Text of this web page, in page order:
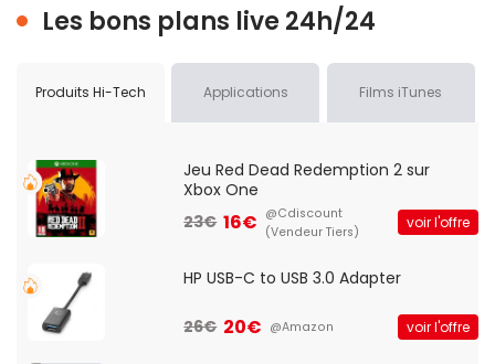
Les bons plans live 24h/24
Produits Hi-Tech Applications Films iTunes
Jeu Red Dead Redemption 2 sur
Xbox One
23€ 16€ @Cdiscount
(Vendeur Tiers)
voir l'offre
HP USB-C to USB 3.0 Adapter
26€ 20€ @Amazon voir l'offre